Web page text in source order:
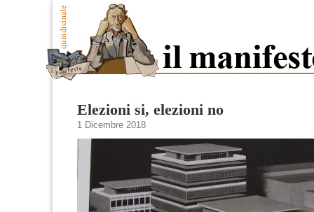
Elezioni si, elezioni no
1 Dicembre 2018